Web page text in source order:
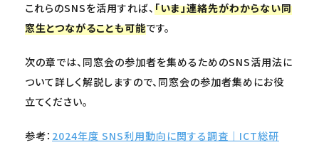
これらのSNSを活用すれば、「いま」連絡先がわからない同
窓生とつながることも可能です。
次の章では、同窓会の参加者を集めるためのSNS活用法に
ついて詳しく解説しますので、同窓会の参加者集めにお役
立てください。
参考： 2024年度 SNS利用動向に関する調査｜ICT総研